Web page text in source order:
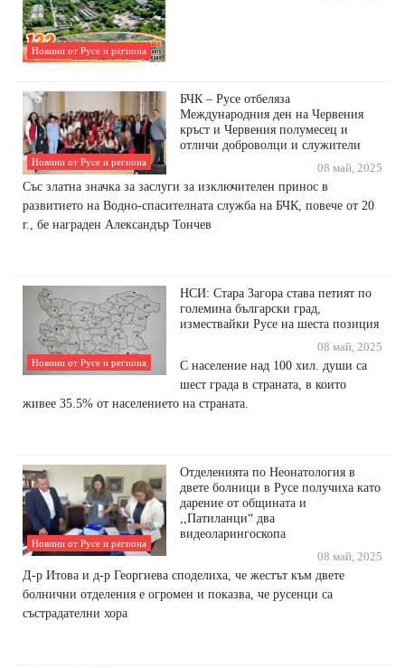
Новини от Русе и региона
Новини от Русе и региона
БЧК – Русе отбеляза
Международния ден на Червения
кръст и Червения полумесец и
отличи доброволци и служители
08 май, 2025
Със златна значка за заслуги за изключителен принос в
развитието на Водно-спасителната служба на БЧК, повече от 20
г., бе награден Александър Тончев
Новини от Русе и региона
НСИ: Стара Загора става петият по
големина български град,
измествайки Русе на шеста позиция
08 май, 2025
С население над 100 хил. души са
шест града в страната, в които
живее 35.5% от населението на страната.
Новини от Русе и региона
Отделенията по Неонатология в
двете болници в Русе получиха като
дарение от общината и
,,Патиланци“ два
видеоларингоскопа
08 май, 2025
Д-р Итова и д-р Георгиева споделиха, че жестът към двете
болнични отделения е огромен и показва, че русенци са
състрадателни хора